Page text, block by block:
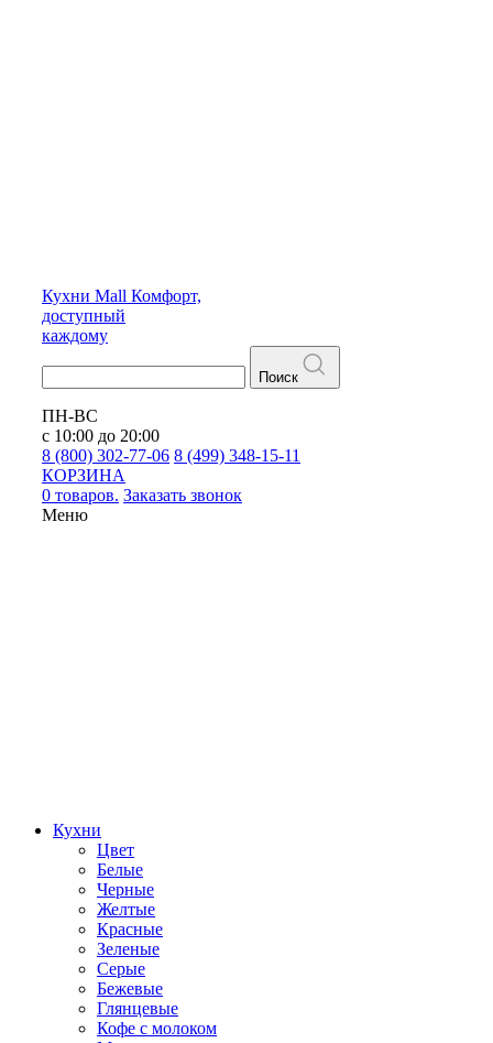
Кухни Mall Комфорт,
доступный
каждому
Поиск
ПН-ВС
с 10:00 до 20:00
8 (800) 302-77-06 8 (499) 348-15-11
КОРЗИНА
0 товаров. Заказать звонок
Меню
Кухни
Цвет
Белые
Черные
Желтые
Красные
Зеленые
Серые
Бежевые
Глянцевые
Кофе с молоком